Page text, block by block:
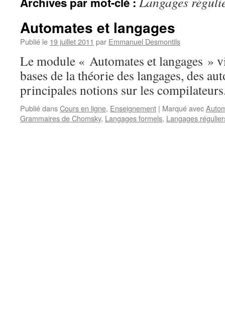
Automates et langages
Publié le 19 juillet 2011 par Emmanuel Desmontils
Le module « Automates et langages »
bases de la théorie des langages, des
principales notions sur les
Publié dansCours en ligne, Enseignement | Marqué avec
Grammaires de Chomsky, Langages formels, Langages